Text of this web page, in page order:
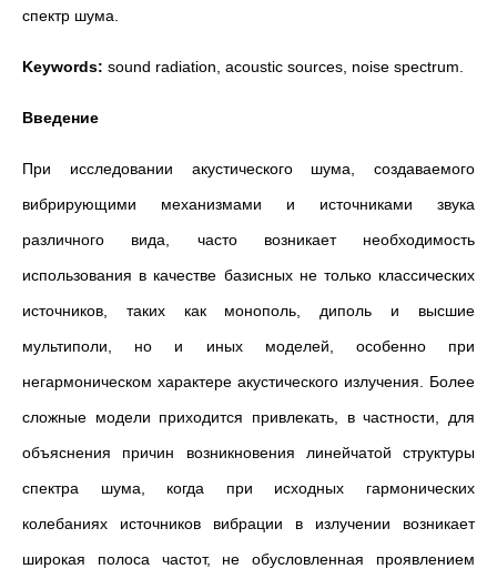
спектр шума.
Keywords: sound radiation, acoustic sources, noise spectrum.
Введение
При исследовании акустического шума, создаваемого
вибрирующими механизмами и источниками звука
различного вида, часто возникает необходимость
использования в качестве базисных не только классических
источников, таких как монополь, диполь и высшие
мультиполи, но и иных моделей, особенно при
негармоническом характере акустического излучения. Более
сложные модели приходится привлекать, в частности, для
объяснения причин возникновения линейчатой структуры
спектра шума, когда при исходных гармонических
колебаниях источников вибрации в излучении возникает
широкая полоса частот, не обусловленная проявлением